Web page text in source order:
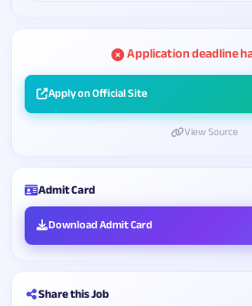
Application deadline
Apply on Official Site
View Source
Admit Card
Download Admit Card
Share this Job